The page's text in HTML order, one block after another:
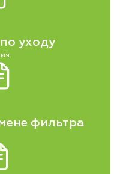
уходу
фильтра